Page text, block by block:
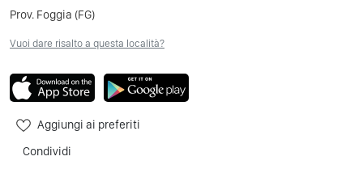
Prov. Foggia (FG)
Vuoi dare risalto a questa località?
Aggiungi ai preferiti
Condividi